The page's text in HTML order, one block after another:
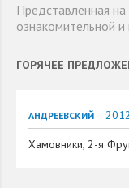
Представленная
ознакомительной
ГОРЯЧЕЕ
АНДРЕЕВСКИЙ
2012
Хамовники, 2-я